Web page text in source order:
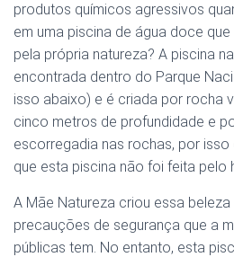
produtos químicos agressivos
em uma piscina de água doce
pela própria natureza? A piscina
encontrada dentro do Parque
isso abaixo) e é criada por rocha
cinco metros de profundidade e
escorregadia nas rochas, por
que esta piscina não foi feita pelo
A Mãe Natureza criou essa
precauções de segurança que a
públicas tem. No entanto, esta